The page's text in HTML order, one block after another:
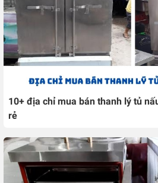
10+ địa chỉ mua bán thanh lý tủ
rẻ